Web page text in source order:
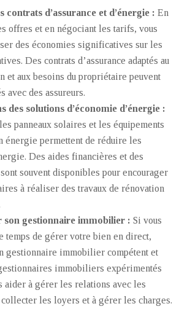
contrats d’assurance et d’énergie : En
offres et en négociant les tarifs, vous
des économies significatives sur les
Des contrats d’assurance adaptés au
et aux besoins du propriétaire peuvent
avec des assureurs.
des solutions d’économie d’énergie :
panneaux solaires et les équipements
énergie permettent de réduire les
Des aides financières et des
souvent disponibles pour encourager
à réaliser des travaux de rénovation
son gestionnaire immobilier : Si vous
temps de gérer votre bien en direct,
gestionnaire immobilier compétent et
immobiliers expérimentés
aider à gérer les relations avec les
les loyers et à gérer les charges.